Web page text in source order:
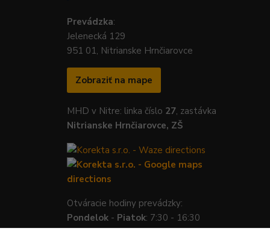
Prevádzka:
Jelenecká 129
951 01, Nitrianske Hrnčiarovce
Zobraziť na mape
MHD v Nitre: linka číslo 27, zastávka
Nitrianske Hrnčiarovce, ZŠ
Otváracie hodiny prevádzky:
Pondelok - Piatok: 7:30 - 16:30